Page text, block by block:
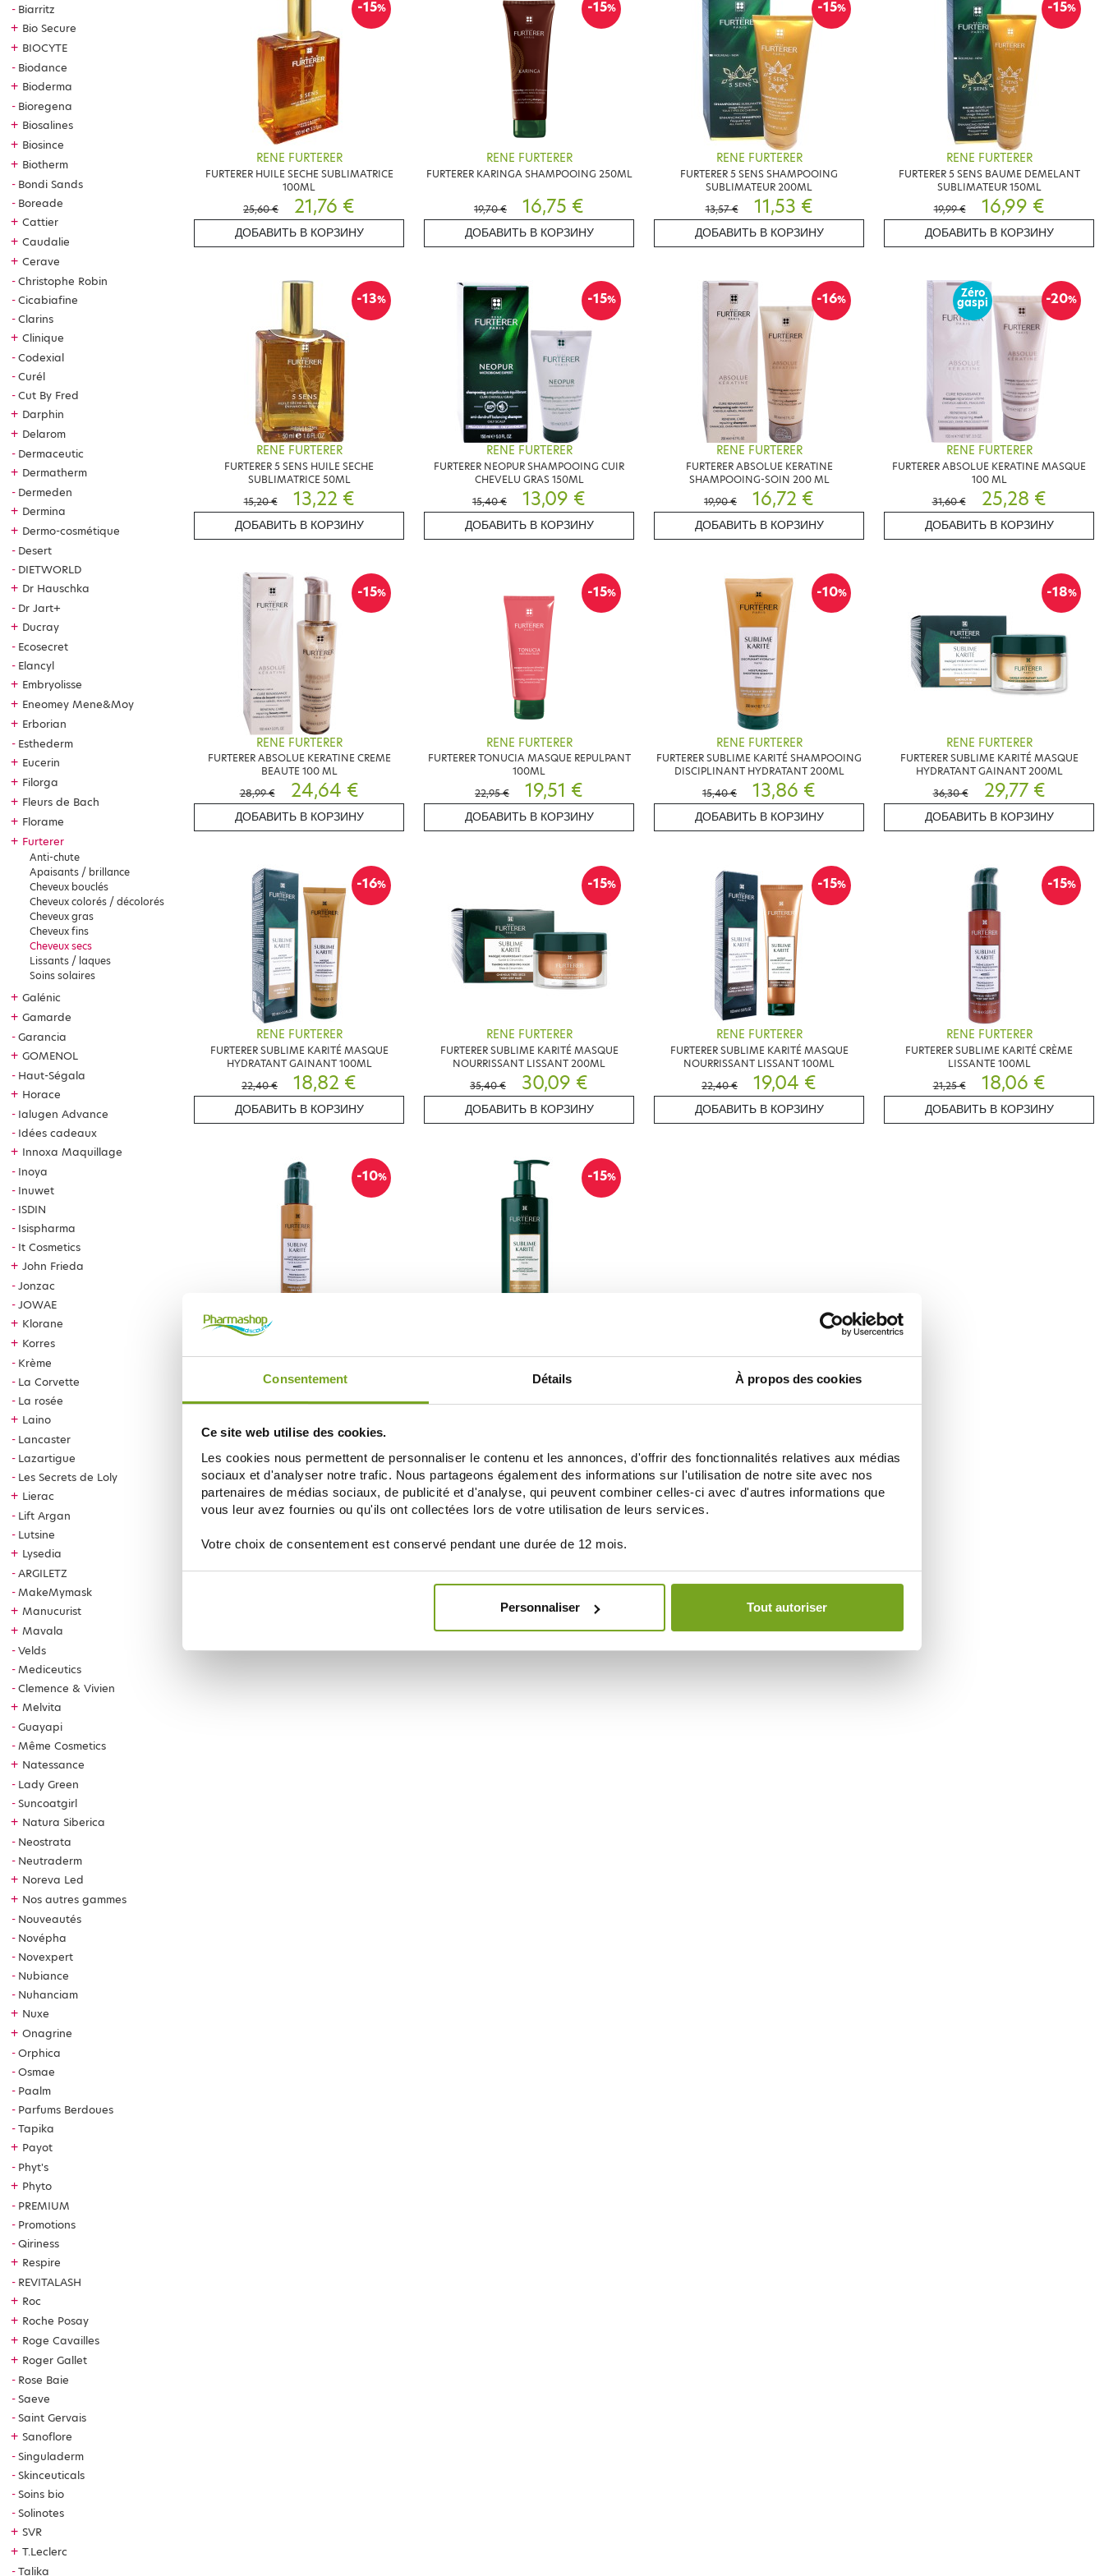
Consentement Détails À propos des cookies
Ce site web utilise des cookies.
Les cookies nous permettent de personnaliser le contenu et les annonces, d'offrir des fonctionnalités relatives aux médias
sociaux et d'analyser notre trafic. Nous partageons également des informations sur l'utilisation de notre site avec nos
partenaires de médias sociaux, de publicité et d'analyse, qui peuvent combiner celles-ci avec d'autres informations que
vous leur avez fournies ou qu'ils ont collectées lors de votre utilisation de leurs services.
Votre choix de consentement est conservé pendant une durée de 12 mois.
Personnaliser Tout autoriser
Biarritz
+ Bio Secure
+ BIOCYTE
Biodance
+ Bioderma
Bioregena
+ Biosalines
+ Biosince
+ Biotherm
Bondi Sands
Boreade
+ Cattier
+ Caudalie
+ Cerave
Christophe Robin
Cicabiafine
Clarins
+ Clinique
Codexial
Curél
Cut By Fred
+ Darphin
+ Delarom
Dermaceutic
+ Dermatherm
Dermeden
+ Dermina
+ Dermo-cosmétique
Desert
DIETWORLD
+ Dr Hauschka
Dr Jart+
+ Ducray
Ecosecret
Elancyl
+ Embryolisse
+ Eneomey Mene&Moy
+ Erborian
Esthederm
+ Eucerin
+ Filorga
+ Fleurs de Bach
+ Florame
+ Furterer
Anti-chute
Apaisants / brillance
Cheveux bouclés
Cheveux colorés / décolorés
Cheveux gras
Cheveux fins
Cheveux secs
Lissants / laques
Soins solaires
+ Galénic
+ Gamarde
Garancia
+ GOMENOL
Haut-Ségala
+ Horace
Ialugen Advance
Idées cadeaux
+ Innoxa Maquillage
Inoya
Inuwet
ISDIN
Isispharma
It Cosmetics
+ John Frieda
Jonzac
JOWAE
+ Klorane
+ Korres
Krème
La Corvette
La rosée
+ Laino
Lancaster
Lazartigue
Les Secrets de Loly
+ Lierac
Lift Argan
Lutsine
+ Lysedia
ARGILETZ
MakeMymask
+ Manucurist
+ Mavala
Velds
Mediceutics
Clemence & Vivien
+ Melvita
Guayapi
Même Cosmetics
+ Natessance
Lady Green
Suncoatgirl
+ Natura Siberica
Neostrata
Neutraderm
+ Noreva Led
+ Nos autres gammes
Nouveautés
Novépha
Novexpert
Nubiance
Nuhanciam
+ Nuxe
+ Onagrine
Orphica
Osmae
Paalm
Parfums Berdoues
Tapika
+ Payot
Phyt's
+ Phyto
PREMIUM
Promotions
Qiriness
+ Respire
REVITALASH
+ Roc
+ Roche Posay
+ Roge Cavailles
+ Roger Gallet
Rose Baie
Saeve
Saint Gervais
+ Sanoflore
Singuladerm
Skinceuticals
Soins bio
Solinotes
+ SVR
+ T.Leclerc
Talika
-15%
RENE FURTERER
FURTERER HUILE SECHE SUBLIMATRICE
100ML
25,60 €
21,76 €
ДОБАВИТЬ В КОРЗИНУ
-15%
RENE FURTERER
FURTERER KARINGA SHAMPOOING 250ML
19,70 € 16,75 €
ДОБАВИТЬ В КОРЗИНУ
-15%
RENE FURTERER
FURTERER 5 SENS SHAMPOOING
SUBLIMATEUR 200ML
13,57 €
11,53 €
ДОБАВИТЬ В КОРЗИНУ
-15%
RENE FURTERER
FURTERER 5 SENS BAUME DEMELANT
SUBLIMATEUR 150ML
19,99 €
16,99 €
ДОБАВИТЬ В КОРЗИНУ
-13%
RENE FURTERER
FURTERER 5 SENS HUILE SECHE
SUBLIMATRICE 50ML
15,20 €
13,22 €
ДОБАВИТЬ В КОРЗИНУ
-15%
RENE FURTERER
FURTERER NEOPUR SHAMPOOING CUIR
CHEVELU GRAS 150ML
15,40 €
13,09 €
ДОБАВИТЬ В КОРЗИНУ
-16%
RENE FURTERER
FURTERER ABSOLUE KERATINE
SHAMPOOING-SOIN 200 ML
19,90 €
16,72 €
ДОБАВИТЬ В КОРЗИНУ
-20%
Zéro
gaspi
RENE FURTERER
FURTERER ABSOLUE KERATINE MASQUE
100 ML
31,60 €
25,28 €
ДОБАВИТЬ В КОРЗИНУ
-15%
RENE FURTERER
FURTERER ABSOLUE KERATINE CREME
BEAUTE 100 ML
28,99 €
24,64 €
ДОБАВИТЬ В КОРЗИНУ
-15%
RENE FURTERER
FURTERER TONUCIA MASQUE REPULPANT
100ML
22,95 €
19,51 €
ДОБАВИТЬ В КОРЗИНУ
-10%
RENE FURTERER
FURTERER SUBLIME KARITÉ SHAMPOOING
DISCIPLINANT HYDRATANT 200ML
15,40 €
13,86 €
ДОБАВИТЬ В КОРЗИНУ
-18%
RENE FURTERER
FURTERER SUBLIME KARITÉ MASQUE
HYDRATANT GAINANT 200ML
36,30 €
29,77 €
ДОБАВИТЬ В КОРЗИНУ
-16%
RENE FURTERER
FURTERER SUBLIME KARITÉ MASQUE
HYDRATANT GAINANT 100ML
22,40 €
18,82 €
ДОБАВИТЬ В КОРЗИНУ
-15%
RENE FURTERER
FURTERER SUBLIME KARITÉ MASQUE
NOURRISSANT LISSANT 200ML
35,40 €
30,09 €
ДОБАВИТЬ В КОРЗИНУ
-15%
RENE FURTERER
FURTERER SUBLIME KARITÉ MASQUE
NOURRISSANT LISSANT 100ML
22,40 €
19,04 €
ДОБАВИТЬ В КОРЗИНУ
-15%
RENE FURTERER
FURTERER SUBLIME KARITÉ CRÈME
LISSANTE 100ML
21,25 €
18,06 €
ДОБАВИТЬ В КОРЗИНУ
-10%
RENE FURTERER
DISCIPLINANT 100ML
20,75 €
18,68 €
ДОБАВИТЬ В КОРЗИНУ
-15%
SHAMPOOING HYDRATANT 500ML
26,85 €
ДОБАВИТЬ В КОРЗИНУ